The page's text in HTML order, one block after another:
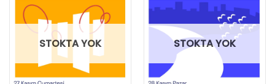
STOKTA YOK STOKTA YOK